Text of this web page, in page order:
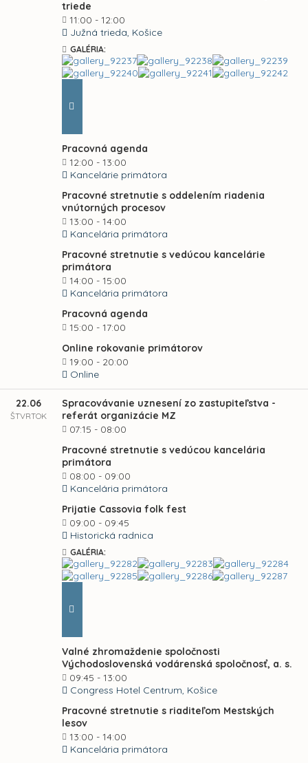
triede
11:00 - 12:00
Južná trieda, Košice
GALÉRIA:
Pracovná agenda
12:00 - 13:00
Kancelárie primátora
Pracovné stretnutie s oddelením riadenia
vnútorných procesov
13:00 - 14:00
Kancelária primátora
Pracovné stretnutie s vedúcou kancelárie
primátora
14:00 - 15:00
Kancelária primátora
Pracovná agenda
15:00 - 17:00
Online rokovanie primátorov
19:00 - 20:00
Online
22.06
ŠTVRTOK
Spracovávanie uznesení zo zastupiteľstva -
referát organizácie MZ
07:15 - 08:00
Pracovné stretnutie s vedúcou kancelária
primátora
08:00 - 09:00
Kancelária primátora
Prijatie Cassovia folk fest
09:00 - 09:45
Historická radnica
GALÉRIA:
Valné zhromaždenie spoločnosti
Východoslovenská vodárenská spoločnosť, a. s.
09:45 - 13:00
Congress Hotel Centrum, Košice
Pracovné stretnutie s riaditeľom Mestských
lesov
13:00 - 14:00
Kancelária primátora